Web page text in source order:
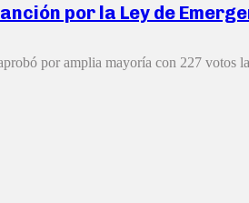
por la Ley de
por amplia mayoría con 227 votos